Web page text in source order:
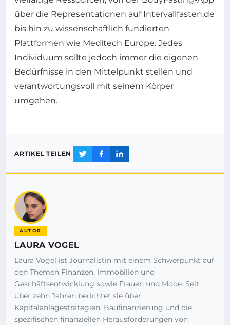
über die Representationen auf Intervallfasten.de
bis hin zu wissenschaftlich fundierten
Plattformen wie Meditech Europe. Jedes
Individuum sollte jedoch immer die eigenen
Bedürfnisse in den Mittelpunkt stellen und
verantwortungsvoll mit seinem Körper
umgehen.
ARTIKEL TEILEN
AUTOR
LAURA VOGEL
Laura Vogel ist Journalistin mit einem Schwerpunkt auf
den Themen Finanzen, Immobilien und
Geschäftsentwicklung sowie Frauen und Mode. Seit
über zehn Jahren berichtet sie über
Kapitalanlagestrategien, Baufinanzierung und die
spezifischen finanziellen Herausforderungen von